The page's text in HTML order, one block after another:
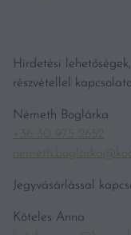
Hirdetési
részvétellel
Németh Boglárka
+36 30 975 2652
Jegyvásárlással
Köteles Anna